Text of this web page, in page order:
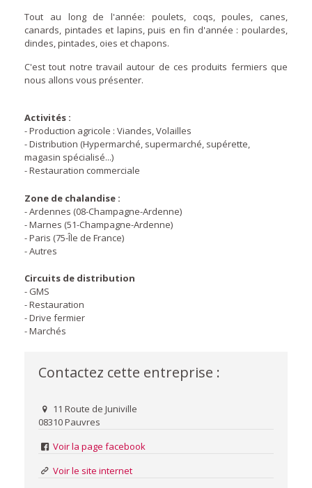
Tout au long de l'année: poulets, coqs, poules, canes,
canards, pintades et lapins, puis en fin d'année : poulardes,
dindes, pintades, oies et chapons.
C'est tout notre travail autour de ces produits fermiers que
nous allons vous présenter.
Activités :
- Production agricole : Viandes, Volailles
- Distribution (Hypermarché, supermarché, supérette,
magasin spécialisé...)
- Restauration commerciale
Zone de chalandise :
- Ardennes (08-Champagne-Ardenne)
- Marnes (51-Champagne-Ardenne)
- Paris (75-Île de France)
- Autres
Circuits de distribution
- GMS
- Restauration
- Drive fermier
- Marchés
Contactez cette entreprise :
11 Route de Juniville
08310 Pauvres
Voir la page facebook
Voir le site internet